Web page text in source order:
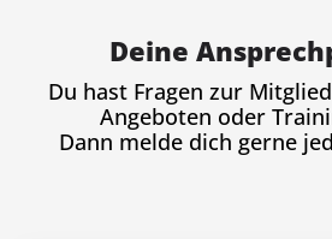
Deine
Du hast Fragen zur
Angeboten oder
Dann melde dich gerne